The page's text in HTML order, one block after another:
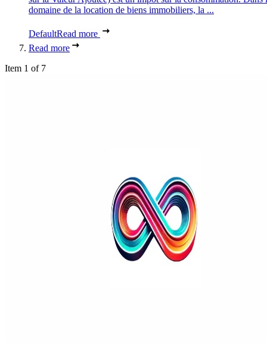
domaine de la location de biens immobiliers, la ...
DefaultRead more
Read more
Item 1 of 7